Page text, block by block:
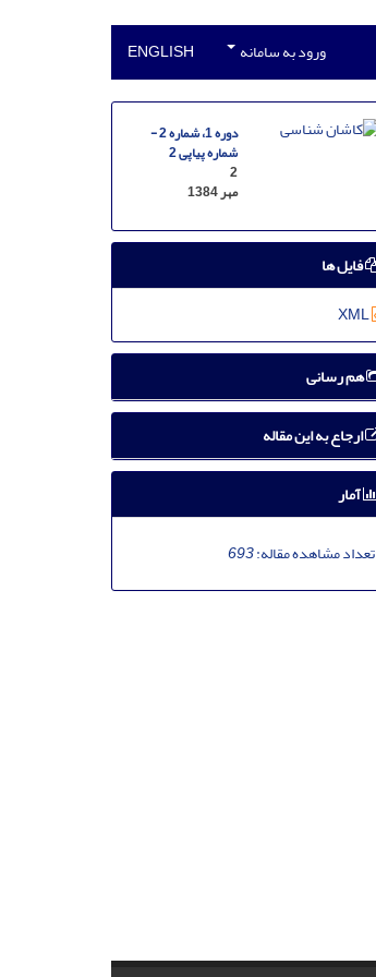
ورود به سامانه ENGLISH
دوره 1، شماره 2 -
شماره پیاپی 2
2
مهر 1384
فایل ها
XML
هم رسانی
ارجاع به این مقاله
آمار
تعداد مشاهده مقاله:693